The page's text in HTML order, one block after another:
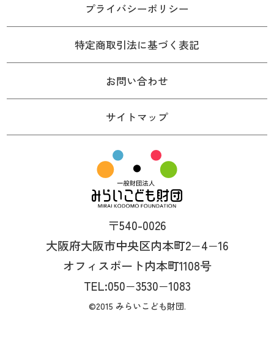
プライバシーポリシー
特定商取引法に基づく表記
お問い合わせ
サイトマップ
〒540-0026
大阪府大阪市中央区内本町2−4−16
オフィスポート内本町1108号
TEL:050−3530−1083
©2015 みらいこども財団.